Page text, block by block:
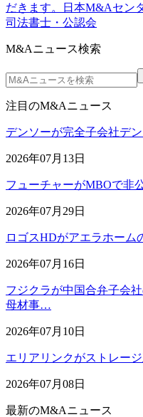
だきます。日本M&Aセン
司法書士・公認会
M&Aニュース検索
注目のM&Aニュース
デンソーが完全子会社デ
2026年07月13日
フューチャーがMBOで非
2026年07月29日
ロゴスHDがアエラホーム
2026年07月16日
フジクラが中国合弁子会
母材事…
2026年07月10日
エリアリンクがストレー
2026年07月08日
最新のM&Aニュース